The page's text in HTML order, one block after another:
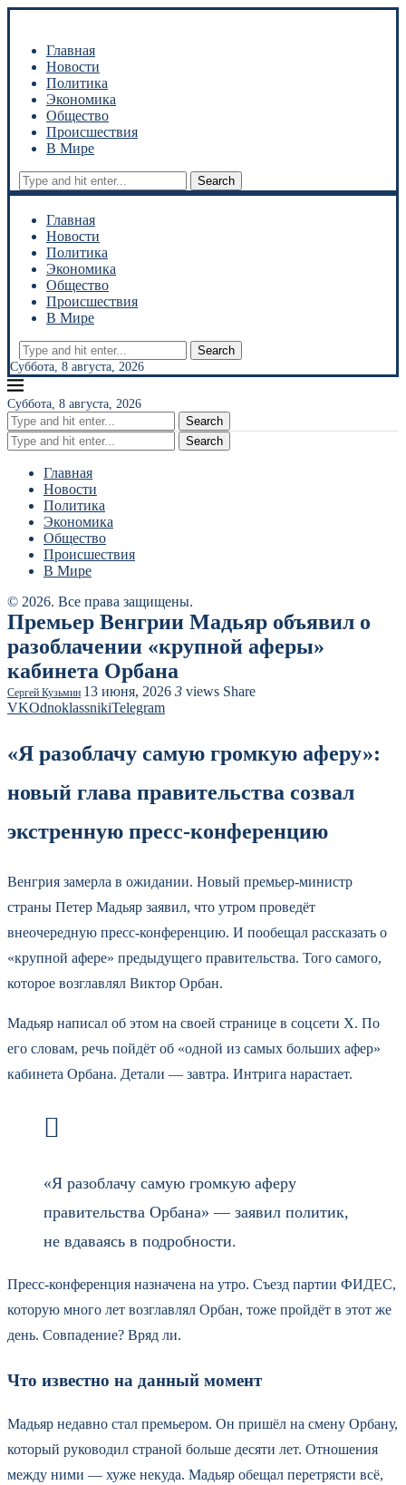
Главная
Новости
Политика
Экономика
Общество
Происшествия
В Мире
Search
Главная
Новости
Политика
Экономика
Общество
Происшествия
В Мире
Search
Суббота, 8 августа, 2026
Суббота, 8 августа, 2026
Search
Search
Главная
Новости
Политика
Экономика
Общество
Происшествия
В Мире
© 2026. Все права защищены.
Премьер Венгрии Мадьяр объявил о
разоблачении «крупной аферы»
кабинета Орбана
Сергей Кузьмин 13 июня, 2026 3 views Share
VKOdnoklassnikiTelegram
«Я разоблачу самую громкую аферу»:
новый глава правительства созвал
экстренную пресс-конференцию
Венгрия замерла в ожидании. Новый премьер-министр
страны Петер Мадьяр заявил, что утром проведёт
внеочередную пресс-конференцию. И пообещал рассказать о
«крупной афере» предыдущего правительства. Того самого,
которое возглавлял Виктор Орбан.
Мадьяр написал об этом на своей странице в соцсети X. По
его словам, речь пойдёт об «одной из самых больших афер»
кабинета Орбана. Детали — завтра. Интрига нарастает.
«Я разоблачу самую громкую аферу
правительства Орбана» — заявил политик,
не вдаваясь в подробности.
Пресс-конференция назначена на утро. Съезд партии ФИДЕС,
которую много лет возглавлял Орбан, тоже пройдёт в этот же
день. Совпадение? Вряд ли.
Что известно на данный момент
Мадьяр недавно стал премьером. Он пришёл на смену Орбану,
который руководил страной больше десяти лет. Отношения
между ними — хуже некуда. Мадьяр обещал перетрясти всё,